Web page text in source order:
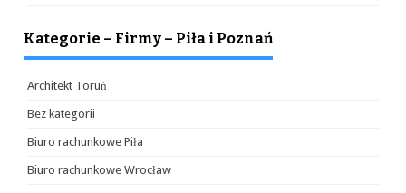
Kategorie – Firmy – Piła i Poznań
Architekt Toruń
Bez kategorii
Biuro rachunkowe Piła
Biuro rachunkowe Wrocław